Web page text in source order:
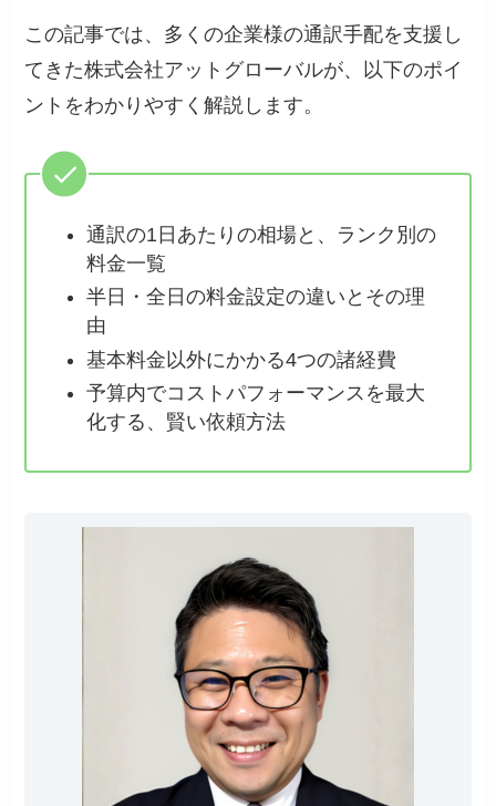
この記事では、多くの企業様の通訳手配を支援し
てきた株式会社アットグローバルが、以下のポイ
ントをわかりやすく解説します。
通訳の1日あたりの相場と、ランク別の
料金一覧
半日・全日の料金設定の違いとその理
由
基本料金以外にかかる4つの諸経費
予算内でコストパフォーマンスを最大
化する、賢い依頼方法